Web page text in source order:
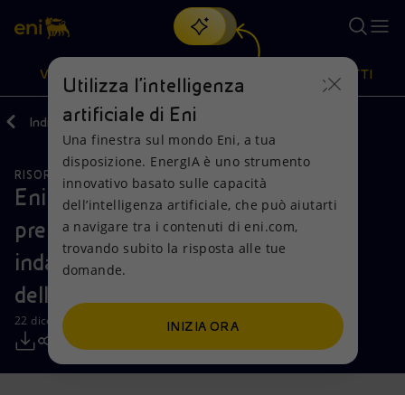
Cerca
scopri EnergIA, la nostra nuova soluzione di intelligenza
artificiale.
VISIONE
Visione
Mission e valori
Persone e Partnership
Net Zero
Modello satellitare
Azioni
Diversificazione energetica
Tecnologie per la transizione
Collaborazioni per l'innovazione
Attività nel mondo
PRODOTTI
Prodotti
Casa
Imprese
Mobilità
Indietro Media Comunicati Stampa
RISORSE NATURALI COMMENTI E PRECISAZIONI
Eni: acquisizione OPL 245, società
prende atto della chiusura delle
indagini e ribadisce la correttezza
dell’operazione
22 dicembre 2016 - 15:36 CET
Utilizza l'intelligenza
artificiale di Eni
Una finestra sul mondo Eni, a tua
disposizione. EnergIA è uno strumento
innovativo basato sulle capacità
dell’intelligenza artificiale, che può aiutarti
a navigare tra i contenuti di eni.com,
trovando subito la risposta alle tue
domande.
INIZIA ORA